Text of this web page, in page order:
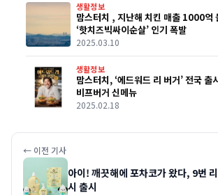
생활정보
맘스터치 , 지난해 치킨 매출 1000억
‘핫치즈빅싸이순살’ 인기 폭발
2025.03.10
생활정보
맘스터치, ‘에드워드 리 버거’ 전국
비프버거 신메뉴
2025.02.18
← 이전 기사
아이! 깨끗해에 포차코가 왔다, 9번
시 출시